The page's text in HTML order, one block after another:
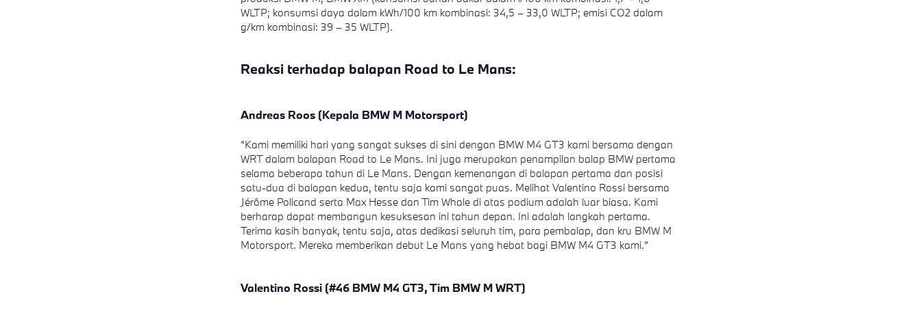
WLTP; konsumsi daya dalam kWh/100 km kombinasi: 34,5 – 33,0 WLTP; emisi CO2 dalam
g/km kombinasi: 39 – 35 WLTP).
Reaksi terhadap balapan Road to Le Mans:
Andreas Roos (Kepala BMW M Motorsport)
“Kami memiliki hari yang sangat sukses di sini dengan BMW M4 GT3 kami bersama dengan
WRT dalam balapan Road to Le Mans. Ini juga merupakan penampilan balap BMW pertama
selama beberapa tahun di Le Mans. Dengan kemenangan di balapan pertama dan posisi
satu-dua di balapan kedua, tentu saja kami sangat puas. Melihat Valentino Rossi bersama
Jérôme Policand serta Max Hesse dan Tim Whale di atas podium adalah luar biasa. Kami
berharap dapat membangun kesuksesan ini tahun depan. Ini adalah langkah pertama.
Terima kasih banyak, tentu saja, atas dedikasi seluruh tim, para pembalap, dan kru BMW M
Motorsport. Mereka memberikan debut Le Mans yang hebat bagi BMW M4 GT3 kami.”
Valentino Rossi (#46 BMW M4 GT3, Tim BMW M WRT)